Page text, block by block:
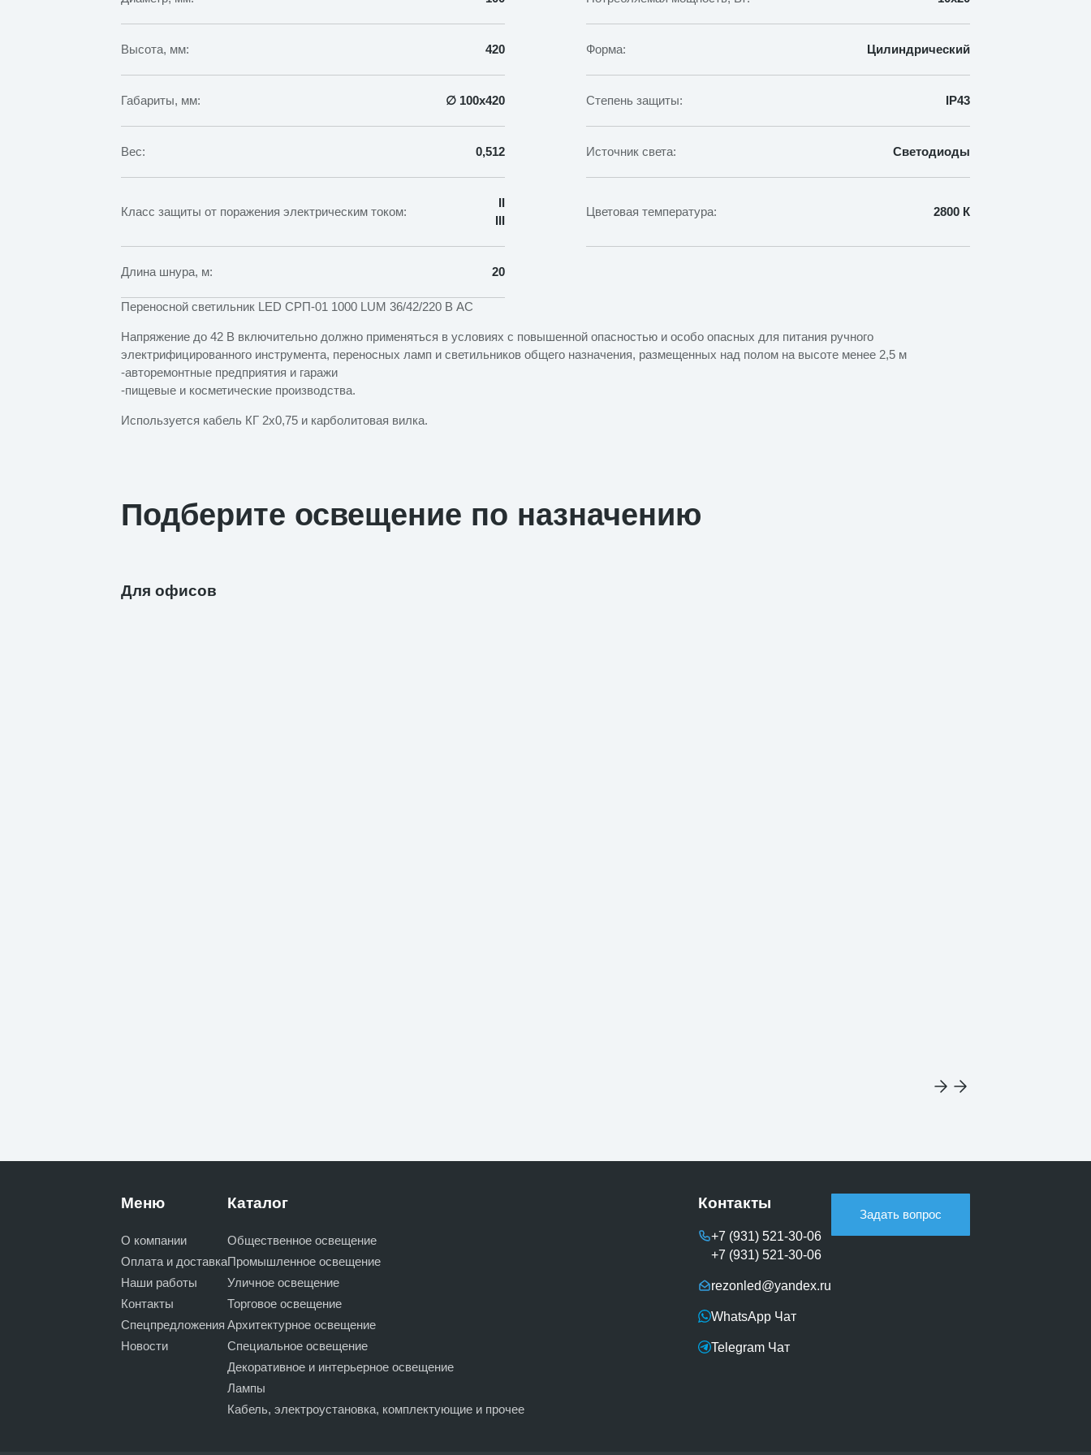
Высота, мм: 420 Форма: Цилиндрический
Габариты, мм: ∅ 100х420 Степень защиты: IP43
Вес: 0,512 Источник света: Светодиоды
Класс защиты от поражения электрическим током:
II
III
Цветовая температура: 2800 К
Длина шнура, м: 20
Переносной светильник LED СРП-01 1000 LUM 36/42/220 В AC
Напряжение до 42 В включительно должно применяться в условиях с повышенной опасностью и особо опасных для питания ручного
электрифицированного инструмента, переносных ламп и светильников общего назначения, размещенных над полом на высоте менее 2,5 м
-авторемонтные предприятия и гаражи
-пищевые и косметические производства.
Используется кабель КГ 2x0,75 и карболитовая вилка.
Подберите освещение по назначению
Для офисов
Меню
О компании
Оплата и доставка
Наши работы
Контакты
Спецпредложения
Новости
Каталог
Общественное освещение
Промышленное освещение
Уличное освещение
Торговое освещение
Архитектурное освещение
Специальное освещение
Декоративное и интерьерное освещение
Лампы
Кабель, электроустановка, комплектующие и прочее
Контакты
+7 (931) 521-30-06
+7 (931) 521-30-06
rezonled@yandex.ru
WhatsApp Чат
Telegram Чат
Задать вопрос